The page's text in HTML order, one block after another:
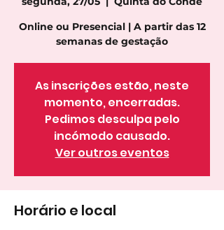
Online ou Presencial | A partir das 12
semanas de gestação
As inscrições estão, neste
momento, encerradas.
Pedimos desculpa pelo
incómodo causado.
Ver outros eventos
Horário e local